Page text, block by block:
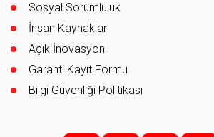
Sosyal Sorumluluk
İnsan Kaynakları
Açık İnovasyon
Garanti Kayıt Formu
Bilgi Güvenliği Politikası